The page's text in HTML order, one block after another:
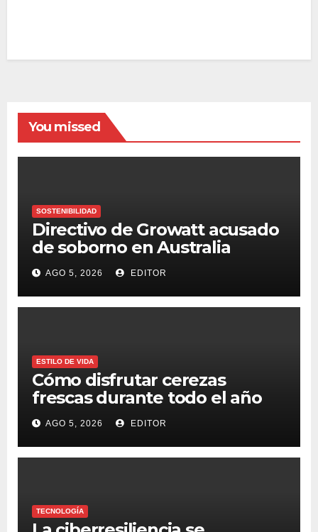
You missed
SOSTENIBILIDAD
Directivo de Growatt acusado
de soborno en Australia
AGO 5, 2026 EDITOR
ESTILO DE VIDA
Cómo disfrutar cerezas
frescas durante todo el año
AGO 5, 2026 EDITOR
TECNOLOGÍA